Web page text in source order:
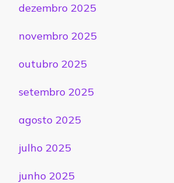
dezembro 2025
novembro 2025
outubro 2025
setembro 2025
agosto 2025
julho 2025
junho 2025